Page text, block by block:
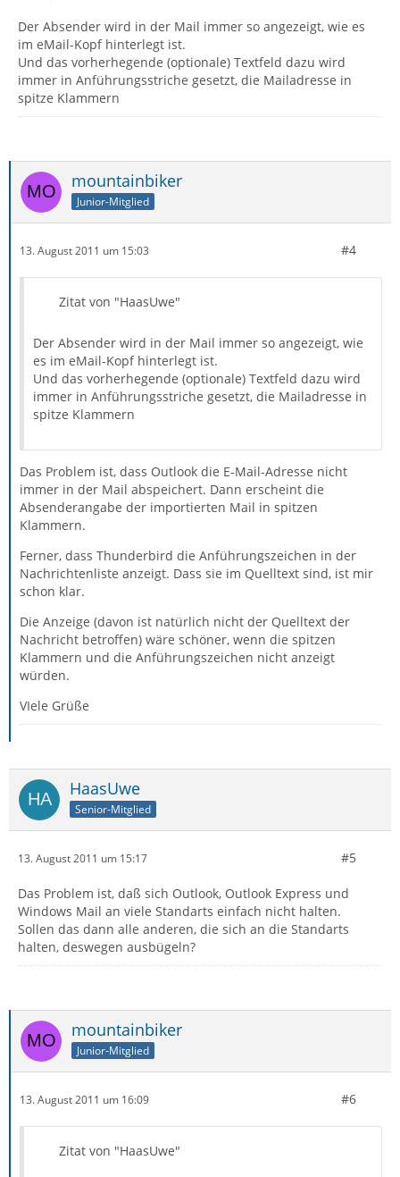
Der Absender wird in der Mail immer so angezeigt, wie es
im eMail-Kopf hinterlegt ist.
Und das vorherhegende (optionale) Textfeld dazu wird
immer in Anführungsstriche gesetzt, die Mailadresse in
spitze Klammern
mountainbiker
Junior-Mitglied
13. August 2011 um 15:03 #4
Zitat von "HaasUwe"
Der Absender wird in der Mail immer so angezeigt, wie
es im eMail-Kopf hinterlegt ist.
Und das vorherhegende (optionale) Textfeld dazu wird
immer in Anführungsstriche gesetzt, die Mailadresse in
spitze Klammern
Das Problem ist, dass Outlook die E-Mail-Adresse nicht
immer in der Mail abspeichert. Dann erscheint die
Absenderangabe der importierten Mail in spitzen
Klammern.
Ferner, dass Thunderbird die Anführungszeichen in der
Nachrichtenliste anzeigt. Dass sie im Quelltext sind, ist mir
schon klar.
Die Anzeige (davon ist natürlich nicht der Quelltext der
Nachricht betroffen) wäre schöner, wenn die spitzen
Klammern und die Anführungszeichen nicht anzeigt
würden.
VIele Grüße
HaasUwe
Senior-Mitglied
13. August 2011 um 15:17 #5
Das Problem ist, daß sich Outlook, Outlook Express und
Windows Mail an viele Standarts einfach nicht halten.
Sollen das dann alle anderen, die sich an die Standarts
halten, deswegen ausbügeln?
mountainbiker
Junior-Mitglied
13. August 2011 um 16:09 #6
Zitat von "HaasUwe"